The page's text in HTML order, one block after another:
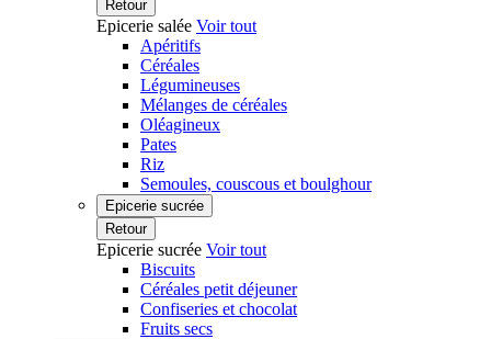
Retour
Epicerie salée Voir tout
Apéritifs
Céréales
Légumineuses
Mélanges de céréales
Oléagineux
Pates
Riz
Semoules, couscous et boulghour
Epicerie sucrée
Retour
Epicerie sucrée Voir tout
Biscuits
Céréales petit déjeuner
Confiseries et chocolat
Fruits secs